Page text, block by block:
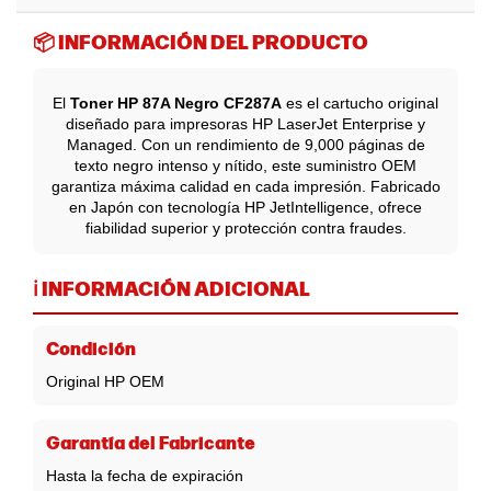
📦 INFORMACIÓN DEL PRODUCTO
El Toner HP 87A Negro CF287A es el cartucho original
diseñado para impresoras HP LaserJet Enterprise y
Managed. Con un rendimiento de 9,000 páginas de
texto negro intenso y nítido, este suministro OEM
garantiza máxima calidad en cada impresión. Fabricado
en Japón con tecnología HP JetIntelligence, ofrece
fiabilidad superior y protección contra fraudes.
ℹ️ INFORMACIÓN ADICIONAL
Condición
Original HP OEM
Garantía del Fabricante
Hasta la fecha de expiración